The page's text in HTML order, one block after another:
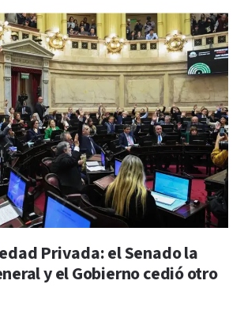
Privada: el Senado la
y el Gobierno cedió otro